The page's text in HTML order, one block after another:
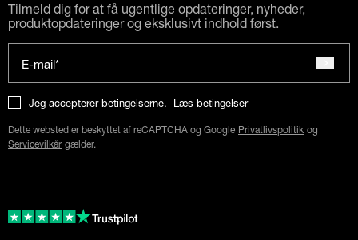
Tilmeld dig for at få ugentlige opdateringer, nyheder,
produktopdateringer og eksklusivt indhold først.
E-mail*
Jeg accepterer betingelserne. Læs betingelser
Dette websted er beskyttet af reCAPTCHA og Google Privatlivspolitik og
Servicevilkår gælder.